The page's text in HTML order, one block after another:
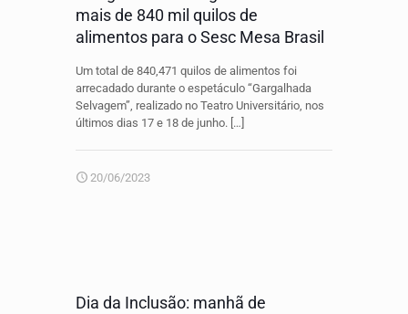
mais de 840 mil quilos de
alimentos para o Sesc Mesa Brasil
Um total de 840,471 quilos de alimentos foi
arrecadado durante o espetáculo “Gargalhada
Selvagem”, realizado no Teatro Universitário, nos
últimos dias 17 e 18 de junho. […]
20/06/2023
Dia da Inclusão: manhã de